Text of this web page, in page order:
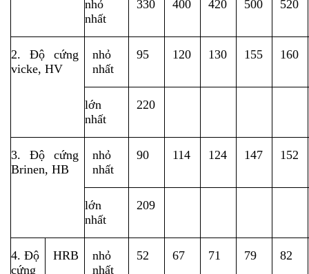
nhỏ
nhất
330 400 420 500 520
2. Độ cứng
vicke, HV
nhỏ
nhất
95 120 130 155 160
lớn
nhất
220
3. Độ cứng
Brinen, HB
nhỏ
nhất
90 114 124 147 152
lớn
nhất
209
4. Độ
cứng
HRB
nhỏ
nhất
52 67 71 79 82